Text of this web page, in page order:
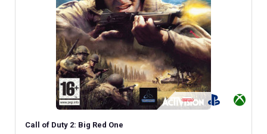
Call of Duty 2: Big Red One